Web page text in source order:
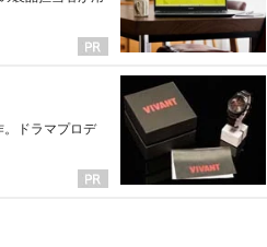
。ドラマプロデ